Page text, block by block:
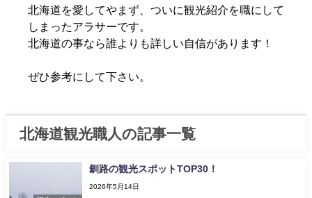
北海道を愛してやまず、ついに観光紹介を職にして
しまったアラサーです。
北海道の事なら誰よりも詳しい自信があります！
ぜひ参考にして下さい。
北海道観光職人の記事一覧
釧路の観光スポットTOP30！
2026年5月14日